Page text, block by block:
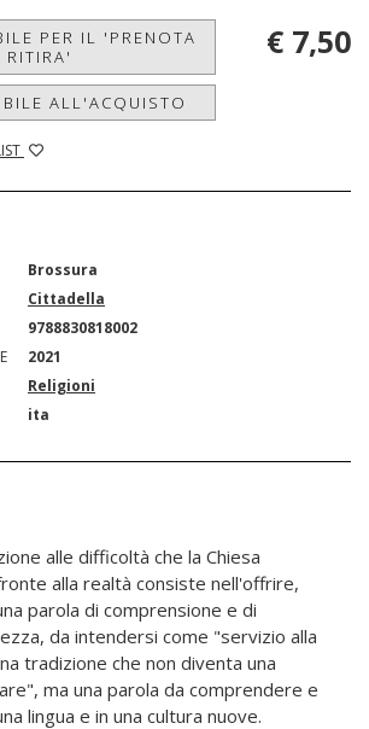
PER IL 'PRENOTA
RITIRA'
ALL'ACQUISTO
€ 7,50
Brossura
Cittadella
9788830818002
2021
Religioni
ita
alle difficoltà che la Chiesa
alla realtà consiste nell'offrire,
parola di comprensione e di
da intendersi come "servizio alla
tradizione che non diventa una
ma una parola da comprendere e
lingua e in una cultura nuove.